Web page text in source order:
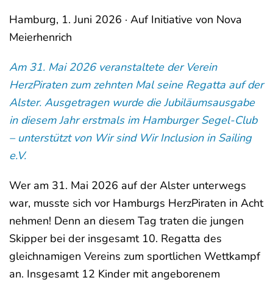
Hamburg, 1. Juni 2026 · Auf Initiative von Nova
Meierhenrich
Am 31. Mai 2026 veranstaltete der Verein
HerzPiraten zum zehnten Mal seine Regatta auf der
Alster. Ausgetragen wurde die Jubiläumsausgabe
in diesem Jahr erstmals im Hamburger Segel-Club
– unterstützt von Wir sind Wir Inclusion in Sailing
e.V.
Wer am 31. Mai 2026 auf der Alster unterwegs
war, musste sich vor Hamburgs HerzPiraten in Acht
nehmen! Denn an diesem Tag traten die jungen
Skipper bei der insgesamt 10. Regatta des
gleichnamigen Vereins zum sportlichen Wettkampf
an. Insgesamt 12 Kinder mit angeborenem